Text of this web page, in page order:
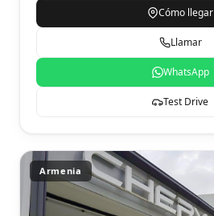
Cómo llegar
Llamar
WhatsApp
Test Drive
Armenia